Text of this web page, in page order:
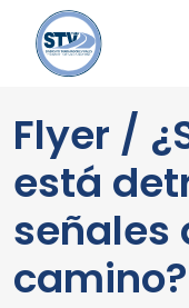
Flyer /
está
señales
camino?